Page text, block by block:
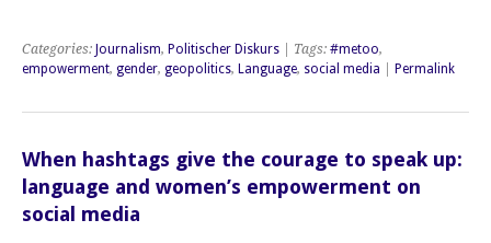
Categories: Journalism, Politischer Diskurs | Tags: #metoo,
empowerment, gender, geopolitics, Language, social media Permalink
When hashtags give the courage to speak up:
language and women’s empowerment on
social media